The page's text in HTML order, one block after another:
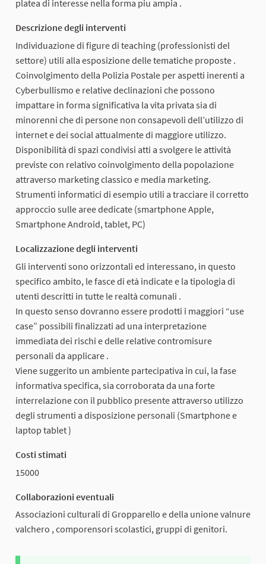
platea di interesse nella forma piu ampia .
Descrizione degli interventi
Individuazione di figure di teaching (professionisti del
settore) utili alla esposizione delle tematiche proposte .
Coinvolgimento della Polizia Postale per aspetti inerenti a
Cyberbullismo e relative declinazioni che possono
impattare in forma significativa la vita privata sia di
minorenni che di persone non consapevoli dell’utilizzo di
internet e dei social attualmente di maggiore utilizzo.
Disponibilità di spazi condivisi atti a svolgere le attività
previste con relativo coinvolgimento della popolazione
attraverso marketing classico e media marketing.
Strumenti informatici di esempio utili a tracciare il corretto
approccio sulle aree dedicate (smartphone Apple,
Smartphone Android, tablet, PC)
Localizzazione degli interventi
Gli interventi sono orizzontali ed interessano, in questo
specifico ambito, le fasce di età indicate e la tipologia di
utenti descritti in tutte le realtà comunali .
In questo senso dovranno essere prodotti i maggiori “use
case” possibili finalizzati ad una interpretazione
immediata dei rischi e delle relative contromisure
personali da applicare .
Viene suggerito un ambiente partecipativa in cui, la fase
informativa specifica, sia corroborata da una forte
interrelazione con il pubblico presente attraverso utilizzo
degli strumenti a disposizione personali (Smartphone e
laptop tablet )
Costi stimati
15000
Collaborazioni eventuali
Associazioni culturali di Gropparello e della unione valnure
valchero , comporensori scolastici, gruppi di genitori.